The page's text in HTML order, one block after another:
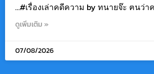
…#เรื่องเล่าคดีความ by ทนายจ๊ะ ฅนว่า
ดูเพิ่มเติม »
07/08/2026